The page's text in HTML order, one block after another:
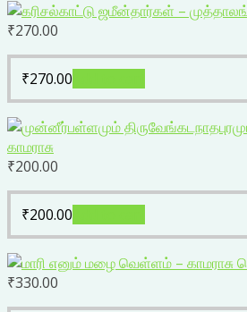
₹270.00
₹270.00
₹200.00
₹200.00
₹330.00